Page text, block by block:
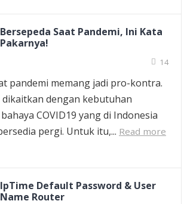
Bersepeda Saat Pandemi, Ini Kata
Pakarnya!
14
pandemi memang jadi pro-kontra.
dengan kebutuhan
COVID19 yang di Indonesia
pergi. Untuk itu,... Read more
IpTime Default Password & User
Name Router